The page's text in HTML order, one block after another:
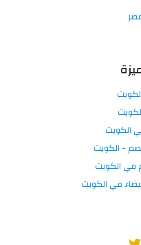
الكويت
- الكويت
الكويت
في الكويت